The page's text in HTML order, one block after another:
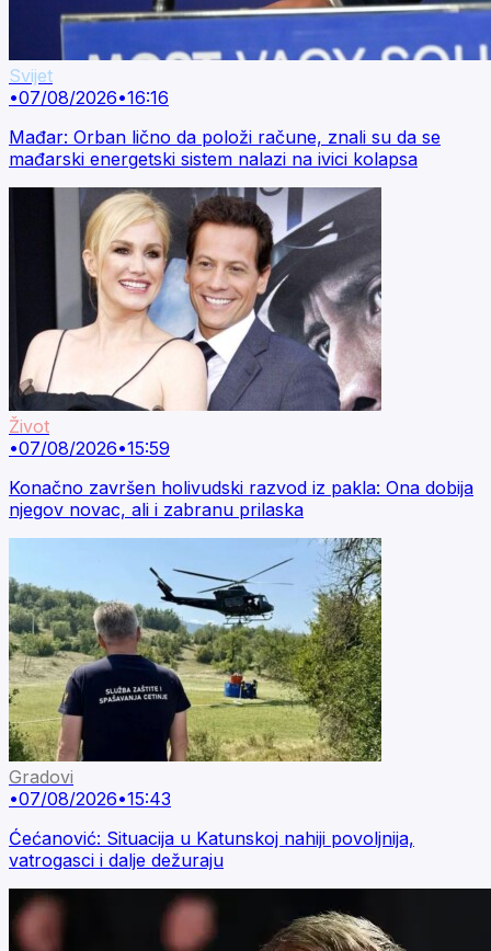
Svijet
•07/08/2026•16:16
Mađar: Orban lično da položi račune, znali su da se
mađarski energetski sistem nalazi na ivici kolapsa
Život
•07/08/2026•15:59
Konačno završen holivudski razvod iz pakla: Ona dobija
njegov novac, ali i zabranu prilaska
Gradovi
•07/08/2026•15:43
Ćećanović: Situacija u Katunskoj nahiji povoljnija,
vatrogasci i dalje dežuraju